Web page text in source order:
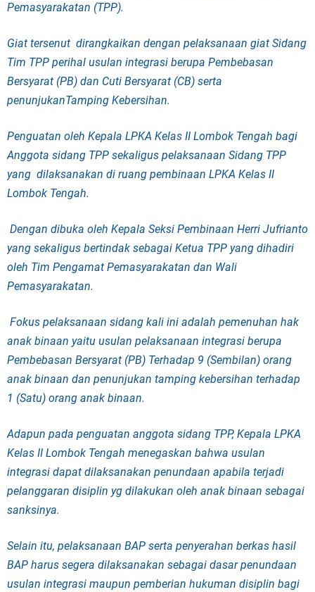
Pemasyarakatan (TPP).
Giat tersenut dirangkaikan dengan pelaksanaan giat Sidang
Tim TPP perihal usulan integrasi berupa Pembebasan
Bersyarat (PB) dan Cuti Bersyarat (CB) serta
penunjukanTamping Kebersihan.
Penguatan oleh Kepala LPKA Kelas II Lombok Tengah bagi
Anggota sidang TPP sekaligus pelaksanaan Sidang TPP
yang dilaksanakan di ruang pembinaan LPKA Kelas II
Lombok Tengah.
Dengan dibuka oleh Kepala Seksi Pembinaan Herri Jufrianto
yang sekaligus bertindak sebagai Ketua TPP yang dihadiri
oleh Tim Pengamat Pemasyarakatan dan Wali
Pemasyarakatan.
Fokus pelaksanaan sidang kali ini adalah pemenuhan hak
anak binaan yaitu usulan pelaksanaan integrasi berupa
Pembebasan Bersyarat (PB) Terhadap 9 (Sembilan) orang
anak binaan dan penunjukan tamping kebersihan terhadap
1 (Satu) orang anak binaan.
Adapun pada penguatan anggota sidang TPP, Kepala LPKA
Kelas II Lombok Tengah menegaskan bahwa usulan
integrasi dapat dilaksanakan penundaan apabila terjadi
pelanggaran disiplin yg dilakukan oleh anak binaan sebagai
sanksinya.
Selain itu, pelaksanaan BAP serta penyerahan berkas hasil
BAP harus segera dilaksanakan sebagai dasar penundaan
usulan integrasi maupun pemberian hukuman disiplin bagi